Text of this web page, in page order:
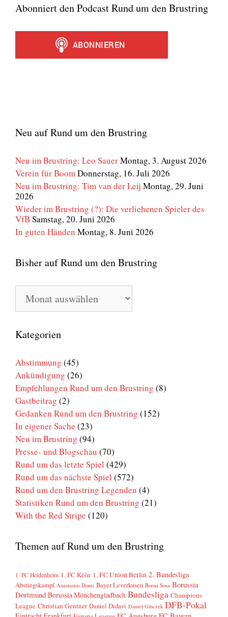
Abonniert den Podcast Rund um den Brustring
Neu auf Rund um den Brustring
Neu im Brustring: Leo SauerMontag, 3. August 2026
Verein für BoomDonnerstag, 16. Juli 2026
Neu im Brustring: Tim van der Leij Montag, 29. Juni
2026
Wieder im Brustring (?): Die verliehenen Spieler des
VfB Samstag, 20. Juni 2026
In guten Händen Montag, 8. Juni 2026
Bisher auf Rund um den Brustring
Bisher
auf
Rund
den
Brustring
Kategorien
Abstimmung (45)
Ankündigung (26)
Empfehlungen Rund um den Brustring (8)
Gastbeitrag (2)
Gedanken Rund um den Brustring (152)
In eigener Sache (23)
Neu im Brustring (94)
Presse- und Blogschau (70)
Rund um das letzte Spiel (429)
Rund um das nächste Spiel (572)
Rund um den Brustring Legenden (4)
Statistiken Rund um den Brustring (21)
With the Red Stripe (120)
Themen auf Rund um den Brustring
1. FC Heidenheim 1. FC Köln 1. FC Union Berlin 2. Bundesliga
Abstiegskampf Anastasios Donis Bayer Leverkusen Borna Sosa Borussia
Dortmund Borussia Mönchengladbach Bundesliga Champions
League Christian Gentner Daniel Didavi Daniel Ginczek DFB-Pokal